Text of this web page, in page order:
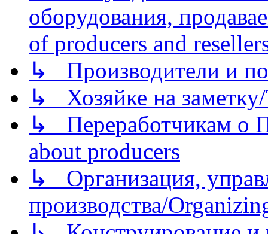
оборудования,
of producers and
↳ Производители и
↳ Хозяйке на
↳ Переработчикам о
about producers
↳ Организация,
производства/